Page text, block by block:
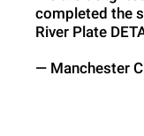
completed the
River Plate
— Manchester